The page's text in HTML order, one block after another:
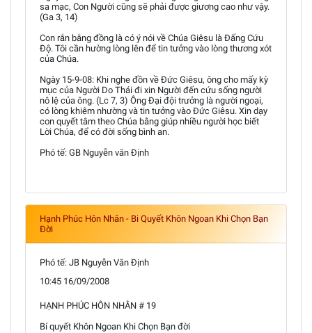
sa mạc, Con Người cũng sẽ phải được giương cao như vậy.
(Ga 3, 14)
Con rắn bằng đồng là có ý nói về Chúa Giêsu là Đấng Cứu
Độ. Tôi cần hường lòng lên để tin tưởng vào lòng thương xót
của Chúa.
Ngày 15-9-08: Khi nghe đồn về Đức Giêsu, ông cho mấy kỳ
mục của Người Do Thái đi xin Người đến cứu sống người
nô lệ của ông. (Lc 7, 3) Ông Đại đội trưởng là người ngoại,
có lòng khiêm nhường và tin tưởng vào Đức Giêsu. Xin dạy
con quyết tâm theo Chúa bằng giúp nhiều người học biết
Lời Chúa, để có đời sống bình an.
Phó tế: GB Nguyễn văn Định
Hạnh Phúc Hôn Nhân - Bi Quyết Khôn Ngoan Khi Chọn Bạn
Đời
Phó tế: JB Nguyễn Văn Định
10:45 16/09/2008
HẠNH PHÚC HÔN NHÂN # 19
Bí quyết Khôn Ngoan Khi Chọn Bạn đời